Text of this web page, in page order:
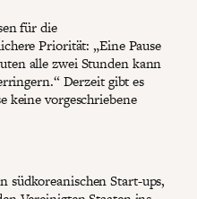
für die
Priorität: „Eine Pause
alle zwei Stunden kann
Derzeit gibt es
keine vorgeschriebene
südkoreanischen Start-ups,